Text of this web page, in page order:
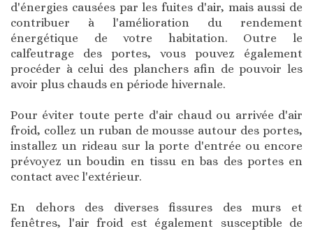
d'énergies causées par les fuites d'air, mais aussi de
contribuer à l'amélioration du rendement
énergétique de votre habitation. Outre le
calfeutrage des portes, vous pouvez également
procéder à celui des planchers afin de pouvoir les
avoir plus chauds en période hivernale.
Pour éviter toute perte d'air chaud ou arrivée d'air
froid, collez un ruban de mousse autour des portes,
installez un rideau sur la porte d'entrée ou encore
prévoyez un boudin en tissu en bas des portes en
contact avec l'extérieur.
En dehors des diverses fissures des murs et
fenêtres, l'air froid est également susceptible de